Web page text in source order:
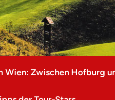
Wien: Zwischen Hofburg